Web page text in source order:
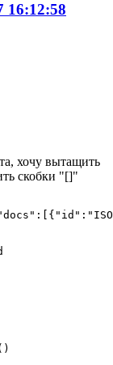
16:12:58
хочу вытащить
скобки "[]"